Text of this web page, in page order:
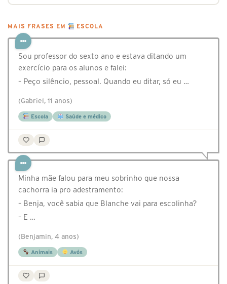
MAIS FRASES EM ESCOLA
Sou professor do sexto ano e estava ditando um
exercício para os alunos e falei:
– Peço silêncio, pessoal. Quando eu ditar, só eu …
(Gabriel, 11 anos)
Escola Saúde e médico
Minha mãe falou para meu sobrinho que nossa
cachorra ia pro adestramento:
– Benja, você sabia que Blanche vai para escolinha?
– E …
(Benjamin, 4 anos)
Animais Avós